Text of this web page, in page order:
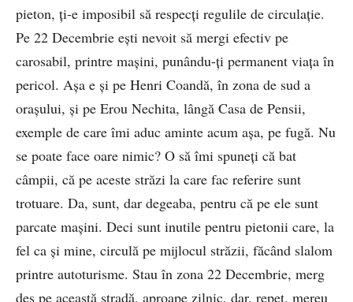
pieton, ți-e imposibil să respecți regulile de circulație.
Pe 22 Decembrie ești nevoit să mergi efectiv pe
carosabil, printre mașini, punându-ți permanent viața în
pericol. Așa e și pe Henri Coandă, în zona de sud a
orașului, și pe Erou Nechita, lângă Casa de Pensii,
exemple de care îmi aduc aminte acum așa, pe fugă. Nu
se poate face oare nimic? O să îmi spuneți că bat
câmpii, că pe aceste străzi la care fac referire sunt
trotuare. Da, sunt, dar degeaba, pentru că pe ele sunt
parcate mașini. Deci sunt inutile pentru pietonii care, la
fel ca și mine, circulă pe mijlocul străzii, făcând slalom
printre autoturisme. Stau în zona 22 Decembrie, merg
des pe această stradă, aproape zilnic, dar, repet, mereu